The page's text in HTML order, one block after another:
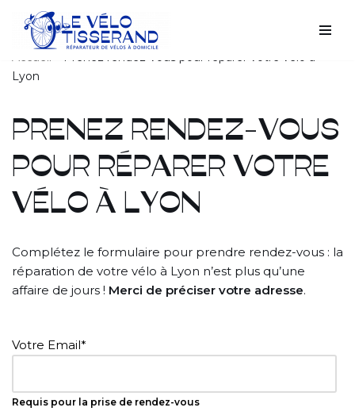
Aller
au
contenu
Accueil
Prenez rendez-vous pour réparer votre vélo à
Lyon
PRENEZ RENDEZ-VOUS
POUR RÉPARER VOTRE
VÉLO À LYON
Complétez le formulaire pour prendre rendez-vous : la
réparation de votre vélo à Lyon n’est plus qu’une
affaire de jours ! Merci de préciser votre adresse.
Votre Email*
Requis pour la prise de rendez-vous